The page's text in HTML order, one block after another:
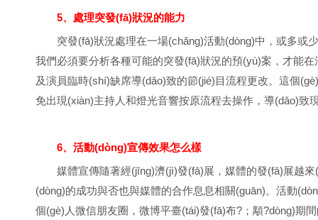
5、處理突發(fā)狀況的能力
突發(fā)狀況處理在一場(chǎng)活動(dòng)中，或多或少都
我們必須要分析各種可能的突發(fā)狀況的預(yù)案，才能在活動
及演員臨時(shí)缺席導(dǎo)致的節(jié)目流程更改。這個(gè)
免出現(xiàn)主持人和燈光音響按原流程去操作，導(dǎo)致
6、活動(dòng)宣傳效果怎么樣
媒體宣傳隨著經(jīng)濟(jì)發(fā)展，媒體的發(fā)展越來
(dòng)的成功與否也與媒體的合作息息相關(guān)。活動
個(gè)人微信朋友圈，微博平臺(tái)發(fā)布?；顒?dòng)